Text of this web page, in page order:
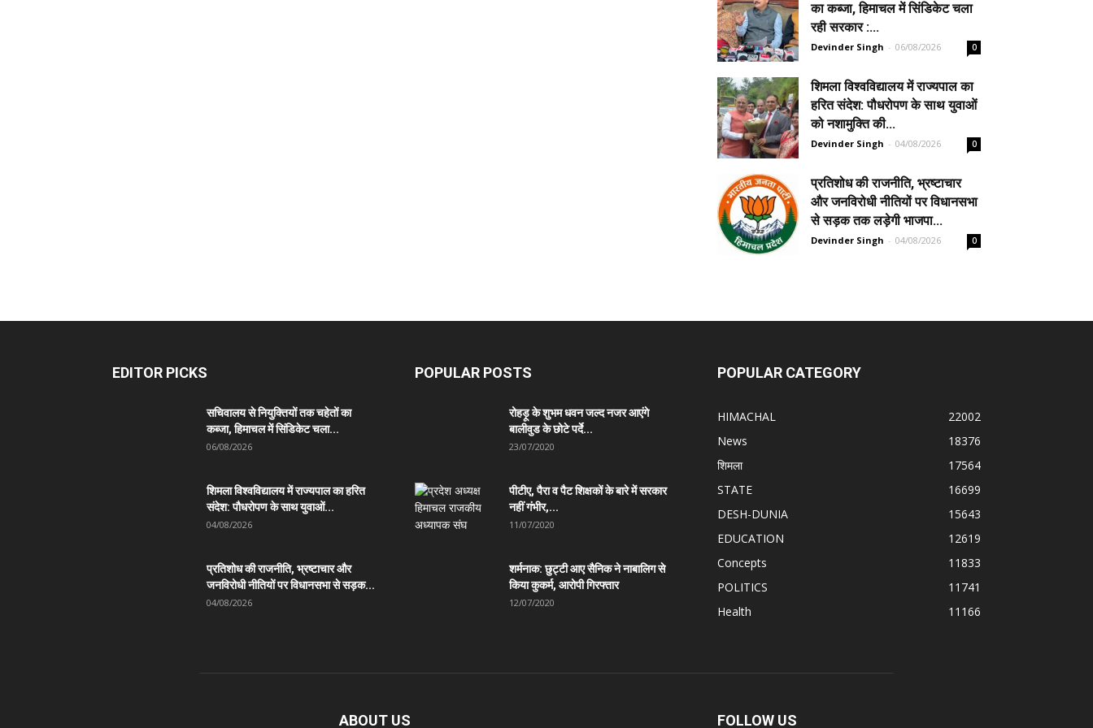
का कब्जा, हिमाचल में सिंडिकेट चला
रही सरकार :...
Devinder Singh - 06/08/2026 0
शिमला विश्वविद्यालय में राज्यपाल का
हरित संदेश: पौधरोपण के साथ युवाओं
को नशामुक्ति की...
Devinder Singh - 04/08/2026 0
प्रतिशोध की राजनीति, भ्रष्टाचार
और जनविरोधी नीतियों पर विधानसभा
से सड़क तक लड़ेगी भाजपा...
Devinder Singh - 04/08/2026 0
EDITOR PICKS
सचिवालय से नियुक्तियों तक चहेतों का
कब्जा, हिमाचल में सिंडिकेट चला...
06/08/2026
शिमला विश्वविद्यालय में राज्यपाल का हरित
संदेश: पौधरोपण के साथ युवाओं...
04/08/2026
प्रतिशोध की राजनीति, भ्रष्टाचार और
जनविरोधी नीतियों पर विधानसभा से सड़क...
04/08/2026
POPULAR POSTS
रोहड़ू के शुभम धवन जल्द नजर आएंगे
बालीवुड के छोटे पर्दे...
23/07/2020
पीटीए, पैरा व पैट शिक्षकों के बारे में सरकार
नहीं गंभीर,...
11/07/2020
शर्मनाक: छुट्टी आए सैनिक ने नाबालिग से
किया कुकर्म, आरोपी गिरफ्तार
12/07/2020
POPULAR CATEGORY
HIMACHAL
22002
News
18376
शिमला
17564
STATE
16699
DESH-DUNIA
15643
EDUCATION
12619
Concepts
11833
POLITICS
11741
Health
11166
ABOUT US FOLLOW US